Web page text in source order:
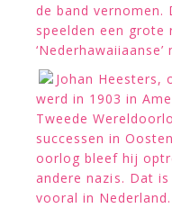
de band vernomen.
speelden een
‘Nederhawaiiaanse’
Johan Heesters,
werd in 1903 in
Tweede
successen in
oorlog bleef hij
andere nazis. Dat
vooral in